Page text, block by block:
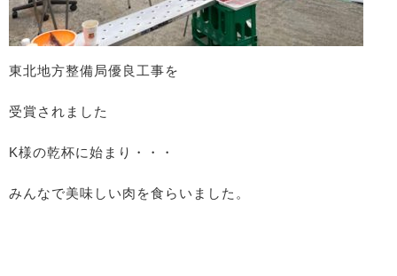
東北地方整備局優良工事を
受賞されました
K様の乾杯に始まり・・・
みんなで美味しい肉を食らいました。